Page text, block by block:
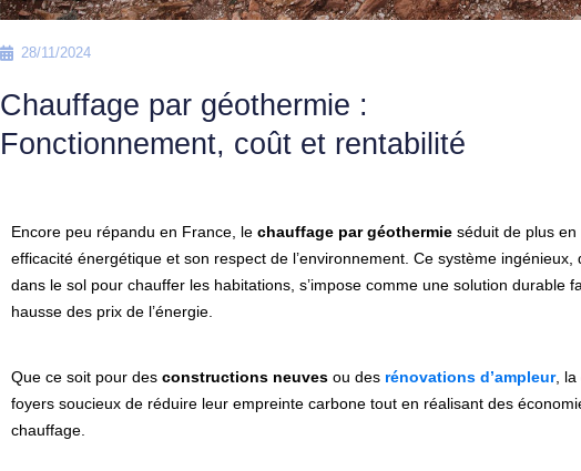
28/11/2024
Chauffage par géothermie :
Fonctionnement, coût et rentabilité
Encore peu répandu en France, le chauffage par géothermieséduit de plus en
efficacité énergétique et son respect de l’environnement. Ce système
dans le sol pour chauffer les habitations, s’impose comme une solution durable
hausse des prix de l’énergie.
Que ce soit pour des constructions neuvesou des rénovations d’ampleur, la
foyers soucieux de réduire leur empreinte carbone tout en réalisant des
chauffage.